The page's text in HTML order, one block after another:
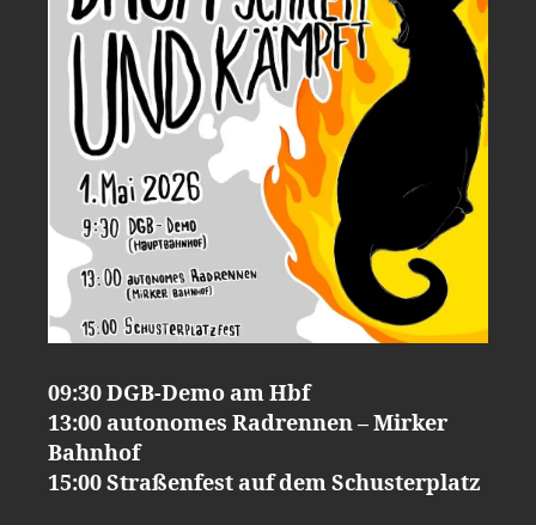
09:30 DGB-Demo am Hbf
13:00 autonomes Radrennen – Mirker
Bahnhof
15:00 Straßenfest auf dem Schusterplatz